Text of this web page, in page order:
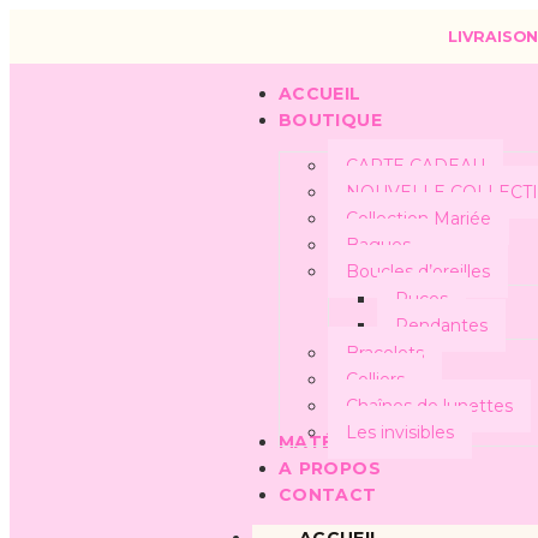
ACCUEIL
BOUTIQUE
CARTE CADEAU
NOUVELLE
Collection Mariée
Bagues
Boucles d’oreilles
Puces
Pendantes
Bracelets
Colliers
Chaînes de lunettes
Les invisibles
MATÉRIAUX
A PROPOS
CONTACT